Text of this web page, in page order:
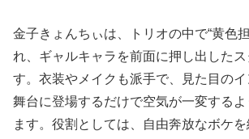
金子きょんちぃは、トリオの中で“黄色
れ、ギャルキャラを前面に押し出した
す。衣装やメイクも派手で、見た目のイ
舞台に登場するだけで空気が一変するよ
ます。役割としては、自由奔放なボケ